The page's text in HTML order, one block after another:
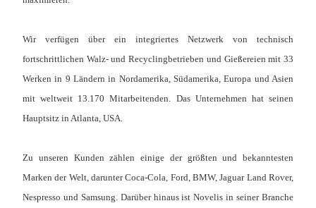
Wir verfügen über ein integriertes Netzwerk von technisch
fortschrittlichen Walz- und Recyclingbetrieben und Gießereien mit 33
Werken in 9 Ländern in Nordamerika, Südamerika, Europa und Asien
mit weltweit 13.170 Mitarbeitenden. Das Unternehmen hat seinen
Hauptsitz in Atlanta, USA.
Zu unseren Kunden zählen einige der größten und bekanntesten
Marken der Welt, darunter Coca-Cola, Ford, BMW, Jaguar Land Rover,
Nespresso und Samsung. Darüber hinaus ist Novelis in seiner Branche